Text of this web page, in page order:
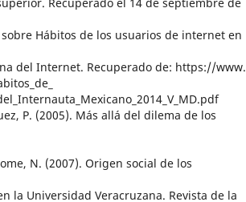
Hábitos de los usuarios de internet en
del Internet. Recuperado de: https://www.
P. (2005). Más allá del dilema de los
N. (2007). Origen social de los
la Universidad Veracruzana. Revista de la